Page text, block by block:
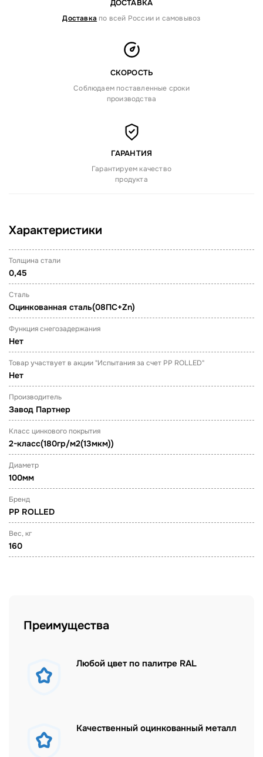
ДОСТАВКА
Доставка по всей России и самовывоз
СКОРОСТЬ
Соблюдаем поставленные сроки
производства
ГАРАНТИЯ
Гарантируем качество
продукта
Характеристики
Толщина стали
0,45
Сталь
Оцинкованная сталь(08ПС+Zn)
Функция снегозадержания
Нет
Товар участвует в акции "Испытания за счет PP ROLLED"
Нет
Производитель
Завод Партнер
Класс цинкового покрытия
2-класс(180гр/м2(13мкм))
Диаметр
100мм
Бренд
PP ROLLED
Вес, кг
160
Преимущества
Любой цвет по палитре RAL
Качественный оцинкованный металл